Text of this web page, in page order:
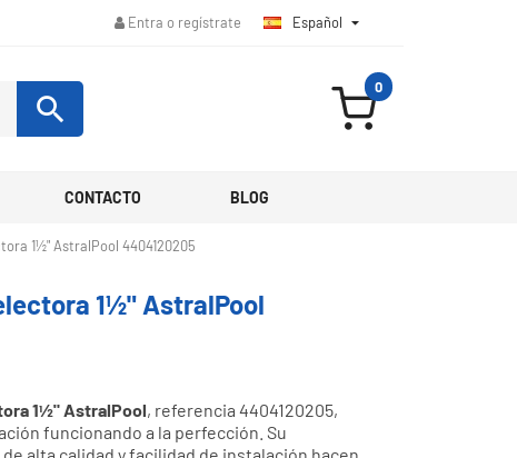
Entra o regístrate Español 

0
CONTACTO BLOG
1½" AstralPool 4404120205
1½" AstralPool
1½" AstralPool, referencia 4404120205,
funcionando a la perfección. Su